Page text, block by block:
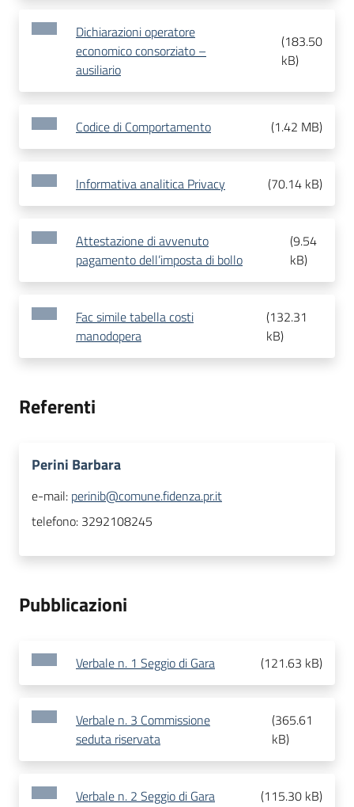
Dichiarazioni operatore
economico consorziato –
ausiliario
(183.50
kB)
Codice di Comportamento (1.42 MB)
Informativa analitica Privacy (70.14 kB)
Attestazione di avvenuto
pagamento dell’imposta di bollo
(9.54
kB)
Fac simile tabella costi
manodopera
(132.31
kB)
Referenti
Perini Barbara
e-mail: perinib@comune.fidenza.pr.it
telefono: 3292108245
Pubblicazioni
Verbale n. 1 Seggio di Gara (121.63 kB)
Verbale n. 3 Commissione
seduta riservata
(365.61
kB)
Verbale n. 2 Seggio di Gara (115.30 kB)